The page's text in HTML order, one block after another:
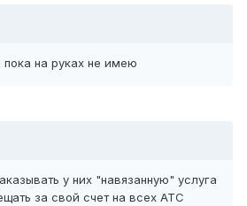
пока на руках не имею
у них "навязанную" услуга
за свой счет на всех АТС